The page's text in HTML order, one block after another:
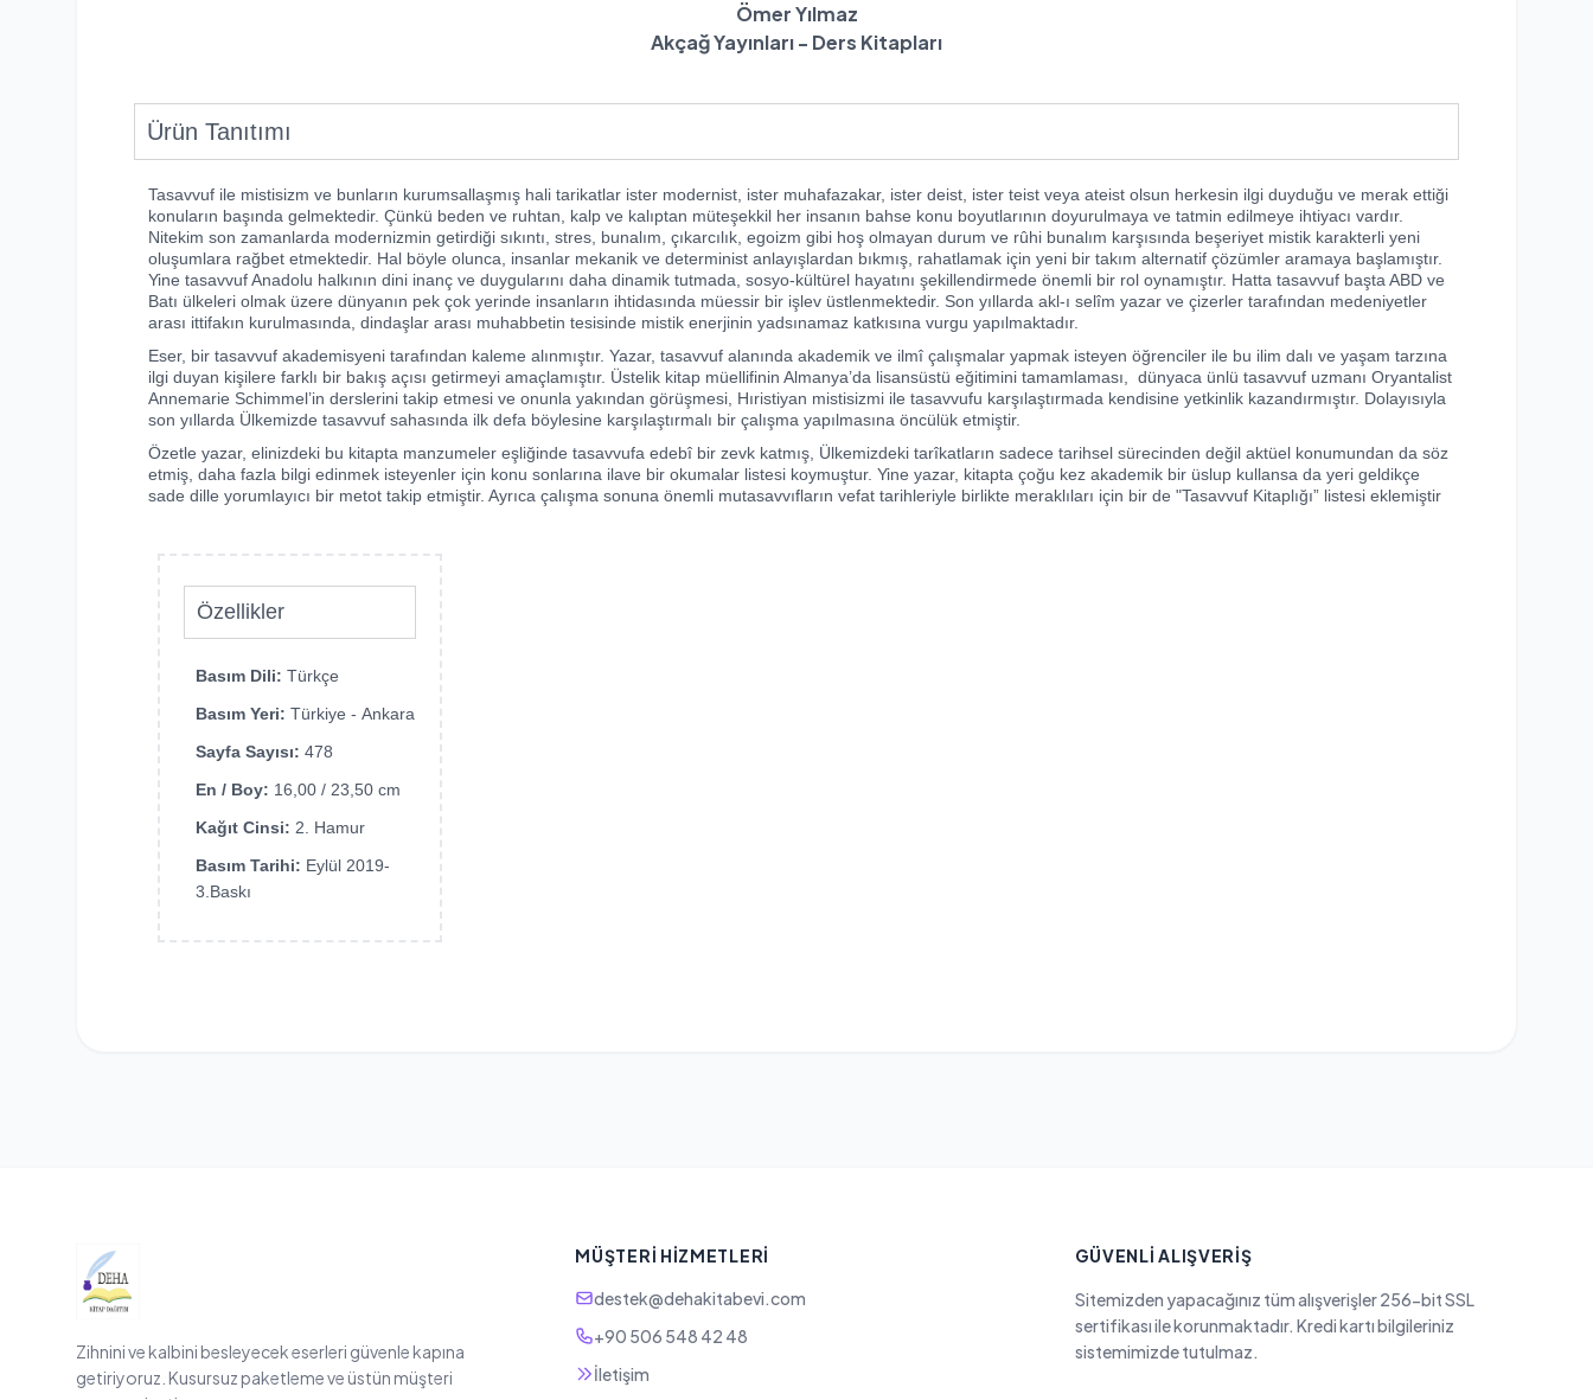
Ömer Yılmaz
Akçağ Yayınları - Ders Kitapları
Ürün Tanıtımı
Tasavvuf ile mistisizm ve bunların kurumsallaşmış hali tarikatlar ister modernist, ister muhafazakar, ister deist, ister teist veya ateist olsun herkesin ilgi duyduğu ve merak ettiği
konuların başında gelmektedir. Çünkü beden ve ruhtan, kalp ve kalıptan müteşekkil her insanın bahse konu boyutlarının doyurulmaya ve tatmin edilmeye ihtiyacı vardır.
Nitekim son zamanlarda modernizmin getirdiği sıkıntı, stres, bunalım, çıkarcılık, egoizm gibi hoş olmayan durum ve rûhi bunalım karşısında beşeriyet mistik karakterli yeni
oluşumlara rağbet etmektedir. Hal böyle olunca, insanlar mekanik ve determinist anlayışlardan bıkmış, rahatlamak için yeni bir takım alternatif çözümler aramaya başlamıştır.
Yine tasavvuf Anadolu halkının dini inanç ve duygularını daha dinamik tutmada, sosyo-kültürel hayatını şekillendirmede önemli bir rol oynamıştır. Hatta tasavvuf başta ABD ve
Batı ülkeleri olmak üzere dünyanın pek çok yerinde insanların ihtidasında müessir bir işlev üstlenmektedir. Son yıllarda akl-ı selîm yazar ve çizerler tarafından medeniyetler
arası ittifakın kurulmasında, dindaşlar arası muhabbetin tesisinde mistik enerjinin yadsınamaz katkısına vurgu yapılmaktadır.
Eser, bir tasavvuf akademisyeni tarafından kaleme alınmıştır. Yazar, tasavvuf alanında akademik ve ilmî çalışmalar yapmak isteyen öğrenciler ile bu ilim dalı ve yaşam tarzına
ilgi duyan kişilere farklı bir bakış açısı getirmeyi amaçlamıştır. Üstelik kitap müellifinin Almanya’da lisansüstü eğitimini tamamlaması, dünyaca ünlü tasavvuf uzmanı Oryantalist
Annemarie Schimmel’in derslerini takip etmesi ve onunla yakından görüşmesi, Hıristiyan mistisizmi ile tasavvufu karşılaştırmada kendisine yetkinlik kazandırmıştır. Dolayısıyla
son yıllarda Ülkemizde tasavvuf sahasında ilk defa böylesine karşılaştırmalı bir çalışma yapılmasına öncülük etmiştir.
Özetle yazar, elinizdeki bu kitapta manzumeler eşliğinde tasavvufa edebî bir zevk katmış, Ülkemizdeki tarîkatların sadece tarihsel sürecinden değil aktüel konumundan da söz
etmiş, daha fazla bilgi edinmek isteyenler için konu sonlarına ilave bir okumalar listesi koymuştur. Yine yazar, kitapta çoğu kez akademik bir üslup kullansa da yeri geldikçe
sade dille yorumlayıcı bir metot takip etmiştir. Ayrıca çalışma sonuna önemli mutasavvıfların vefat tarihleriyle birlikte meraklıları için bir de "Tasavvuf Kitaplığı” listesi eklemiştir
Özellikler
Basım Dili: Türkçe
Basım Yeri: Türkiye - Ankara
Sayfa Sayısı: 478
En / Boy: 16,00 / 23,50 cm
Kağıt Cinsi: 2. Hamur
Basım Tarihi: Eylül 2019-
3.Baskı
Zihnini ve kalbini besleyecek eserleri güvenle kapına
getiriyoruz. Kusursuz paketleme ve üstün müşteri
MÜŞTERI HIZMETLERI
destek@dehakitabevi.com
+90 506 548 42 48
İletişim
GÜVENLI ALIŞVERIŞ
Sitemizden yapacağınız tüm alışverişler 256-bit SSL
sertifikası ile korunmaktadır. Kredi kartı bilgileriniz
sistemimizde tutulmaz.